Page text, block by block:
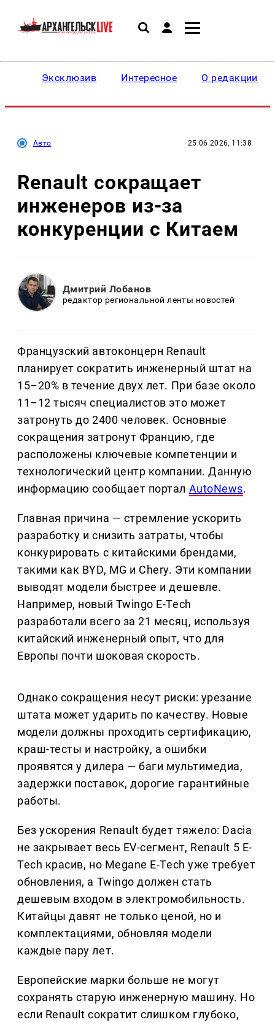
Эксклюзив Интересное О редакции
Авто 25.06.2026, 11:38
Renault сокращает
инженеров из-за
конкуренции с Китаем
Дмитрий Лобанов
редактор региональной ленты новостей
Французский автоконцерн Renault
планирует сократить инженерный штат на
15–20% в течение двух лет. При базе около
11–12 тысяч специалистов это может
затронуть до 2400 человек. Основные
сокращения затронут Францию, где
расположены ключевые компетенции и
технологический центр компании. Данную
информацию сообщает портал AutoNews.
Главная причина — стремление ускорить
разработку и снизить затраты, чтобы
конкурировать с китайскими брендами,
такими как BYD, MG и Chery. Эти компании
выводят модели быстрее и дешевле.
Например, новый Twingo E-Tech
разработали всего за 21 месяц, используя
китайский инженерный опыт, что для
Европы почти шоковая скорость.
Однако сокращения несут риски: урезание
штата может ударить по качеству. Новые
модели должны проходить сертификацию,
краш-тесты и настройку, а ошибки
проявятся у дилера — баги мультимедиа,
задержки поставок, дорогие гарантийные
работы.
Без ускорения Renault будет тяжело: Dacia
не закрывает весь EV-сегмент, Renault 5 E-
Tech красив, но Megane E-Tech уже требует
обновления, а Twingo должен стать
дешевым входом в электромобильность.
Китайцы давят не только ценой, но и
комплектациями, обновляя модели
каждые пару лет.
Европейские марки больше не могут
сохранять старую инженерную машину. Но
если Renault сократит слишком глубоко,